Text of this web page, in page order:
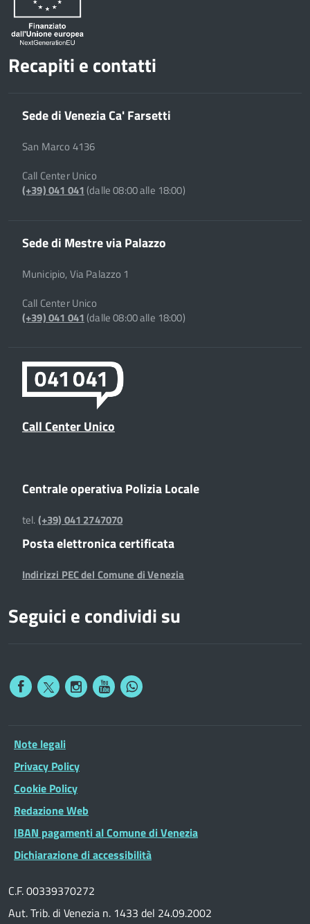
Recapiti e contatti
Sede di Venezia Ca' Farsetti
San Marco 4136
Call Center Unico
(+39) 041 041(dalle 08:00 alle 18:00)
Sede di Mestre via Palazzo
Municipio, Via Palazzo 1
Call Center Unico
(+39) 041 041(dalle 08:00 alle 18:00)
Call Center Unico
Centrale operativa Polizia Locale
tel.(+39) 041 2747070
Posta elettronica certificata
Indirizzi PEC del Comune di Venezia
Seguici e condividi su
Note legali
Privacy Policy
Cookie Policy
Redazione Web
IBAN pagamenti al Comune di Venezia
Dichiarazione di accessibilità
C.F. 00339370272
Aut. Trib. di Venezia n. 1433 del 24.09.2002